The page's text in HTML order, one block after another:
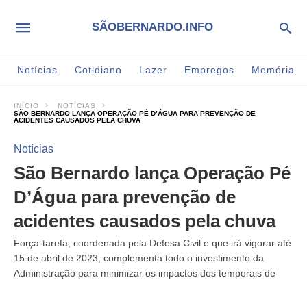
SÃOBERNARDO.INFO
Notícias Cotidiano Lazer Empregos Memória
INÍCIO
NOTÍCIAS
SÃO BERNARDO LANÇA OPERAÇÃO PÉ D’ÁGUA PARA PREVENÇÃO DE
ACIDENTES CAUSADOS PELA CHUVA
Notícias
São Bernardo lança Operação Pé
D’Água para prevenção de
acidentes causados pela chuva
Força-tarefa, coordenada pela Defesa Civil e que irá vigorar até
15 de abril de 2023, complementa todo o investimento da
Administração para minimizar os impactos dos temporais de